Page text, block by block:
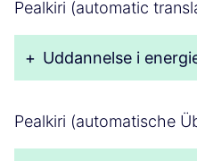
Pealkiri (automatic
+ Uddannelse i
Pealkiri (automatische